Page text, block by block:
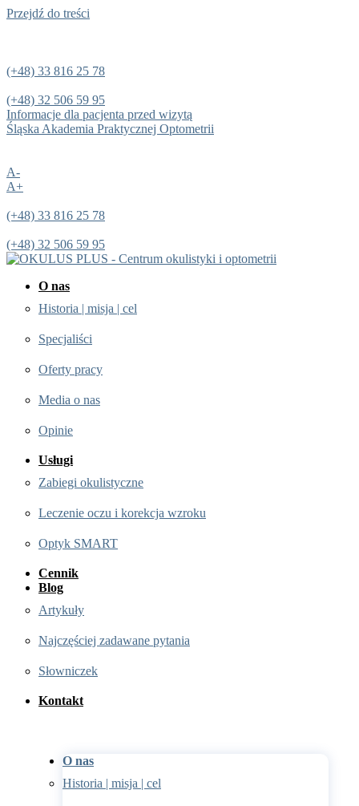
Przejdź do treści
(+48) 33 816 25 78
(+48) 32 506 59 95
Informacje dla pacjenta przed wizytą
Śląska Akademia Praktycznej Optometrii
A-
A+
(+48) 33 816 25 78
(+48) 32 506 59 95
O nas
Historia | misja | cel
Specjaliści
Oferty pracy
Media o nas
Opinie
Usługi
Zabiegi okulistyczne
Leczenie oczu i korekcja wzroku
Optyk SMART
Cennik
Blog
Artykuły
Najczęściej zadawane pytania
Słowniczek
Kontakt
O nas
Historia | misja | cel